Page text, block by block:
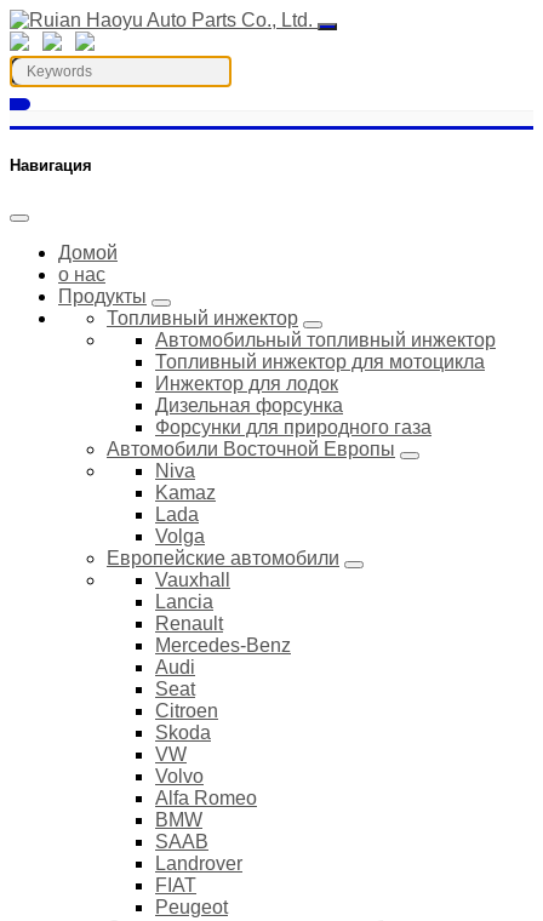
Навигация
Домой
о нас
Продукты
Топливный инжектор
Автомобильный топливный инжектор
Топливный инжектор для мотоцикла
Инжектор для лодок
Дизельная форсунка
Форсунки для природного газа
Автомобили Восточной Европы
Niva
Kamaz
Lada
Volga
Европейские автомобили
Vauxhall
Lancia
Renault
Mercedes-Benz
Audi
Seat
Citroen
Skoda
VW
Volvo
Alfa Romeo
BMW
SAAB
Landrover
FIAT
Peugeot